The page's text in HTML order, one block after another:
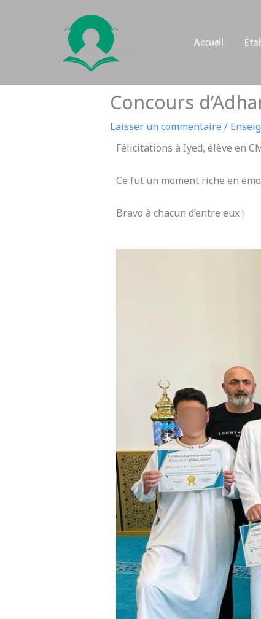
Accueil
Concours
Laisser un commentaire /
Félicitations à Iyed, élève en
Ce fut un moment riche en
Bravo à chacun d’entre eux !